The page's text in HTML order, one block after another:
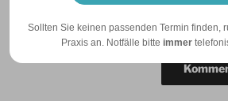
Sollten Sie keinen passenden Termin finden,
Praxis an. Notfälle bitte immer